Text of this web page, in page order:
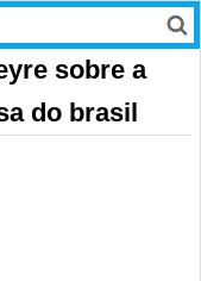
sobre a
do brasil